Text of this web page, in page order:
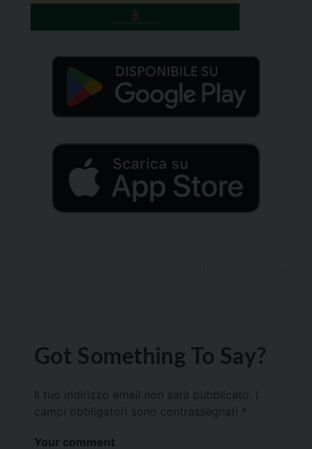
Got Something To Say?
Il tuo indirizzo email non sarà pubblicato.
campi obbligatori sono contrassegnati *
Your comment